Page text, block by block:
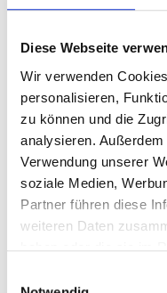
Diese Webseite
Wir verwenden
personalisieren,
zu können und die
analysieren.
Verwendung unserer
soziale Medien,
Partner führen diese
weiteren Daten
haben oder die sie im
Externe